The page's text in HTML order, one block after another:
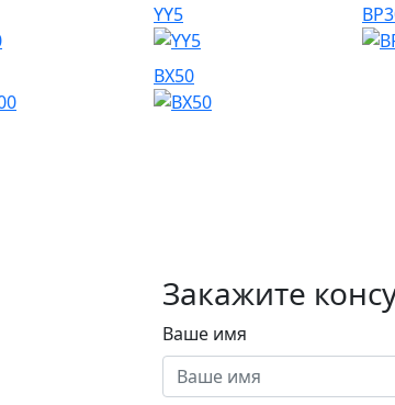
YY5
BX50
Закажите
Ваше имя